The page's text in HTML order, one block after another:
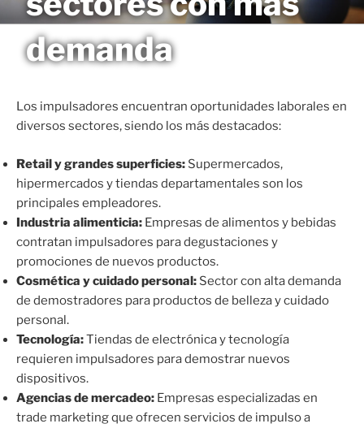
Saltar
al
contenido
MAGNETO
demanda
Los impulsadores encuentran oportunidades laborales en
diversos sectores, siendo los más destacados:
Retail y grandes superficies:Supermercados,
hipermercados y tiendas departamentales son los
principales empleadores.
Industria alimenticia:Empresas de alimentos y bebidas
contratan impulsadores para degustaciones y
promociones de nuevos productos.
Cosmética y cuidado personal:Sector con alta demanda
de demostradores para productos de belleza y cuidado
personal.
Tecnología:Tiendas de electrónica y tecnología
requieren impulsadores para demostrar nuevos
dispositivos.
Agencias de mercadeo:Empresas especializadas en
trade marketing que ofrecen servicios de impulso a